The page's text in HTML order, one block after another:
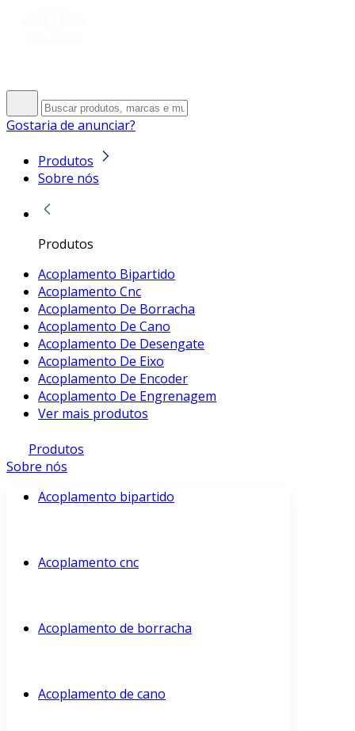
Gostaria de anunciar?
Produtos
Sobre nós
Produtos
Acoplamento Bipartido
Acoplamento Cnc
Acoplamento De Borracha
Acoplamento De Cano
Acoplamento De Desengate
Acoplamento De Eixo
Acoplamento De Encoder
Acoplamento De Engrenagem
Ver mais produtos
Produtos
Sobre nós
Acoplamento bipartido
Acoplamento cnc
Acoplamento de borracha
Acoplamento de cano